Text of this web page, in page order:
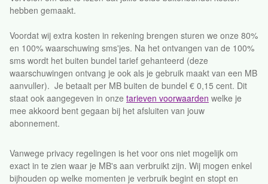
hebben gemaakt.
Voordat wij extra kosten in rekening brengen sturen we onze 80%
en 100% waarschuwing sms'jes. Na het ontvangen van de 100%
sms wordt het buiten bundel tarief gehanteerd (deze
waarschuwingen ontvang je ook als je gebruik maakt van een MB
aanvuller). Je betaalt per MB buiten de bundel € 0,15 cent. Dit
staat ook aangegeven in onze tarieven voorwaarden welke je
mee akkoord bent gegaan bij het afsluiten van jouw
abonnement.
Vanwege privacy regelingen is het voor ons niet mogelijk om
exact in te zien waar je MB's aan verbruikt zijn. Wij mogen enkel
bijhouden op welke momenten je verbruik begint en stopt en